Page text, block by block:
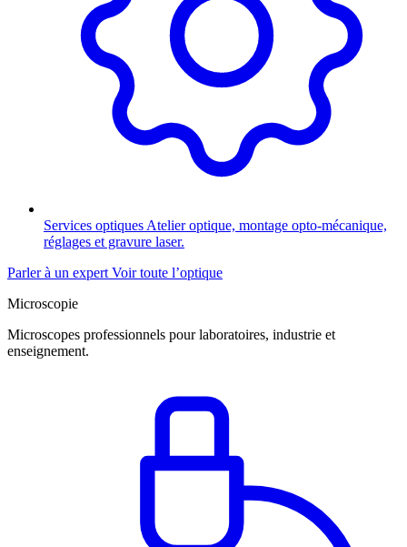
Services optiques Atelier optique, montage opto-mécanique,
réglages et gravure laser.
Parler à un expert Voir toute l’optique
Microscopie
Microscopes professionnels pour laboratoires, industrie et
enseignement.